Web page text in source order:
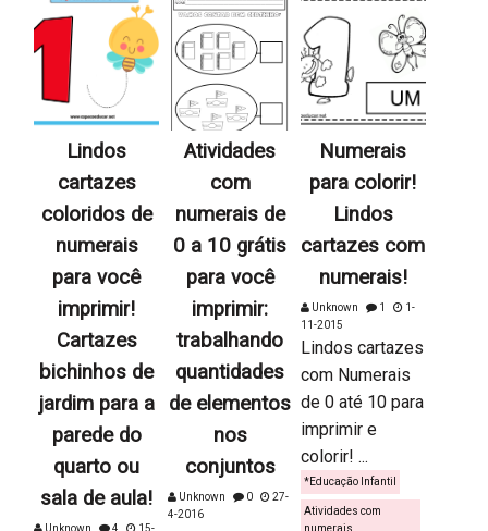
Lindos
cartazes
coloridos de
numerais
para você
imprimir!
Cartazes
bichinhos de
jardim para a
parede do
quarto ou
sala de aula!
Atividades
com
numerais de
0 a 10 grátis
para você
imprimir:
trabalhando
quantidades
de elementos
nos
conjuntos
Unknown 0
27-
4-2016
Numerais
para colorir!
Lindos
cartazes com
numerais!
Unknown 1
1-
11-2015
Lindos cartazes
com Numerais
de 0 até 10 para
imprimir e
colorir! ...
*Educação Infantil
Atividades com